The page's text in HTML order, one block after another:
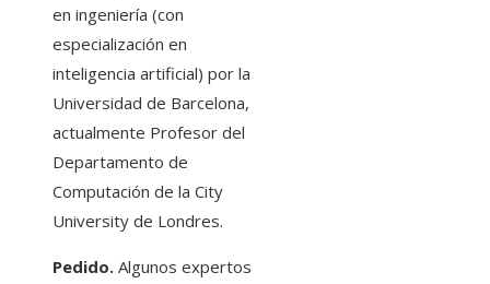
en ingeniería (con
especialización en
inteligencia artificial) por la
Universidad de Barcelona, ​​
actualmente Profesor del
Departamento de
Computación de la City
University de Londres.
Pedido. Algunos expertos